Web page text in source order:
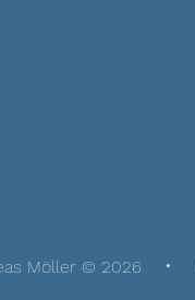
Möller © 2026